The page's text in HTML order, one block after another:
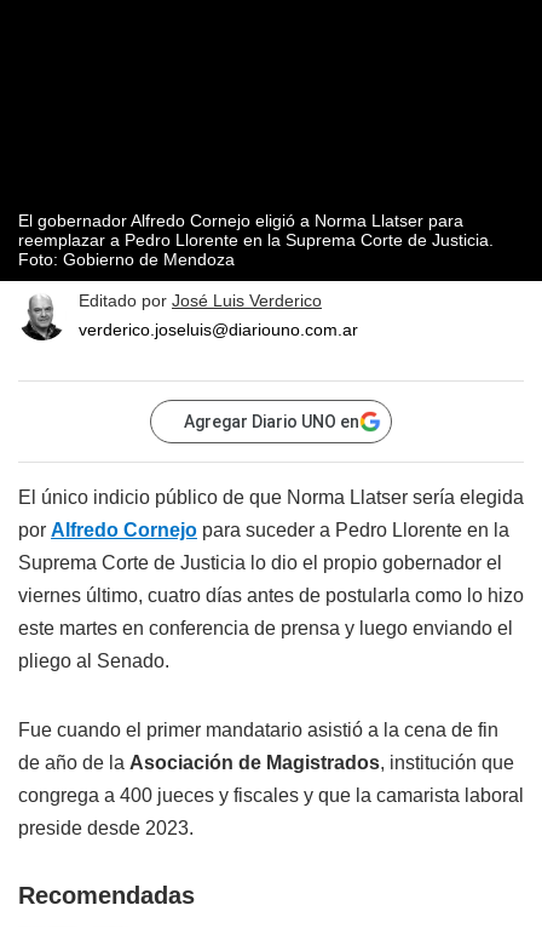
El gobernador Alfredo Cornejo eligió a Norma Llatser para
reemplazar a Pedro Llorente en la Suprema Corte de Justicia.
Foto: Gobierno de Mendoza
Editado por José Luis Verderico
verderico.joseluis@diariouno.com.ar
Agregar Diario UNO en
El único indicio público de que Norma Llatser sería elegida
por Alfredo Cornejo para suceder a Pedro Llorente en la
Suprema Corte de Justicia lo dio el propio gobernador el
viernes último, cuatro días antes de postularla como lo hizo
este martes en conferencia de prensa y luego enviando el
pliego al Senado.
Fue cuando el primer mandatario asistió a la cena de fin
de año de la Asociación de Magistrados, institución que
congrega a 400 jueces y fiscales y que la camarista laboral
preside desde 2023.
Recomendadas